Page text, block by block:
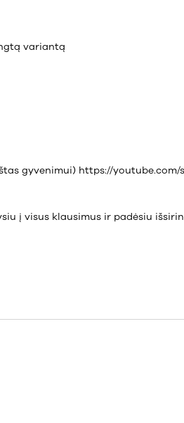
variantą
gyvenimui) https://youtube.com/
į visus klausimus ir padėsiu